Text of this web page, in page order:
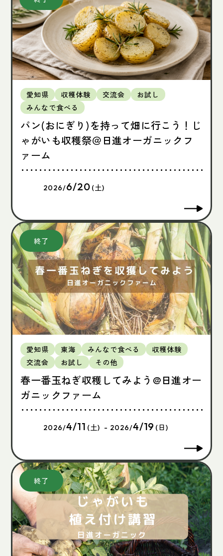
愛知県 収穫体験 交流会
お試し
みんなで食べる
パン(おにぎり)を持って畑に行こう！じ
ゃがいも収穫祭＠日進オーガニックフ
ァーム
2026/6/20 (土)
愛知県 東海 みんなで食べる
収穫体験
交流会
お試し その他
春一番玉ねぎ収穫してみよう@日進オー
ガニックファーム
2026/4/11 (土) - 2026/4/19 (日)